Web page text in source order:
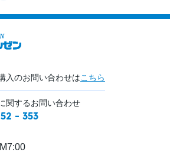
入のお問い合わせはこちら
関するお問い合わせ
- 353